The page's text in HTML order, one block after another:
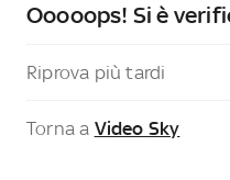
Ooooops! Si è
Riprova più tardi
Torna a Video Sky